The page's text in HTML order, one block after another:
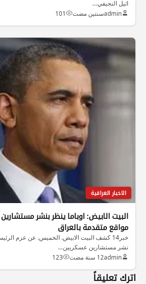
اثيل النجيفي…
adminسنتين مضت 101
الاخبار العراقية
البيت الابيض: اوباما ينظر بنشر
مواقع متقدمة بالعراق
خبر14 كشف البيت الابيض. الخميس. عن عزم
نشر مستشارين عسكريين…
admin12 سنة مضت 123
اترك تعليقاً